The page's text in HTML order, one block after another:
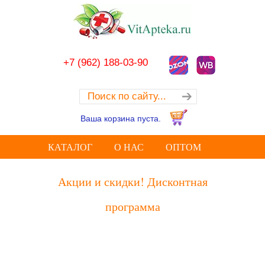
+7 (962) 188-03-90
Ваша корзина пуста.
КАТАЛОГ О НАС ОПТОМ
Акции и скидки! Дисконтная
программа